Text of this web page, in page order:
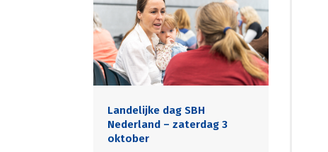
Landelijke dag SBH
Nederland – zaterdag 3
oktober